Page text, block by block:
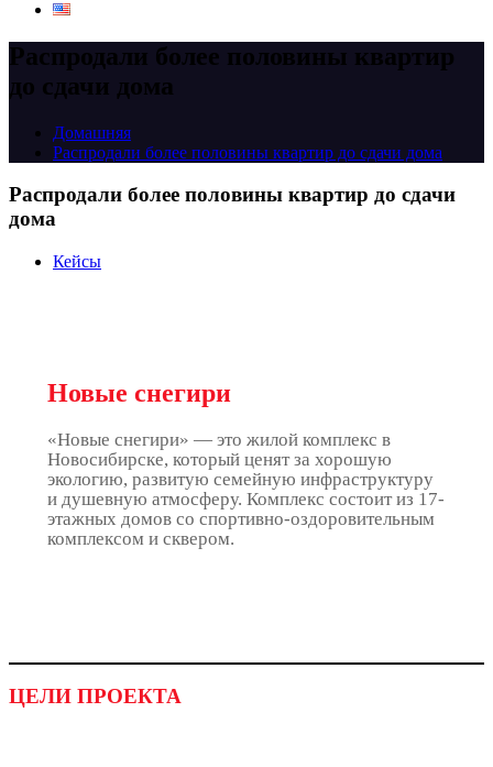
Распродали более половины квартир
до сдачи дома
Домашняя
Распродали более половины квартир до сдачи дома
Распродали более половины квартир до сдачи
дома
Кейсы
Новые снегири
«Новые снегири» — это жилой комплекс в
Новосибирске, который ценят за хорошую
экологию, развитую семейную инфраструктуру
и душевную атмосферу. Комплекс состоит из 17-
этажных домов со спортивно-оздоровительным
комплексом и сквером.
ЦЕЛИ ПРОЕКТА